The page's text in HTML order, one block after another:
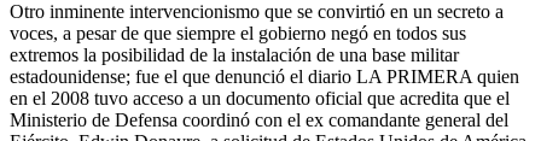
Otro inminente intervencionismo que se convirtió en un secreto a
voces, a pesar de que siempre el gobierno negó en todos sus
extremos la posibilidad de la instalación de una base militar
estadounidense; fue el que denunció el diario LA PRIMERA quien
en el 2008 tuvo acceso a un documento oficial que acredita que el
Ministerio de Defensa coordinó con el ex comandante general del